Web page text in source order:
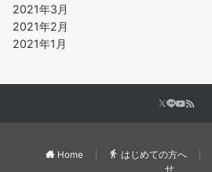
2021年3月
2021年2月
2021年1月
Home はじめての方へ
せ